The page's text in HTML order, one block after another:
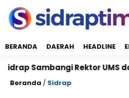
BERANDA DAERAH HEADLINE
Rektor UMS dan
Beranda / Sidrap